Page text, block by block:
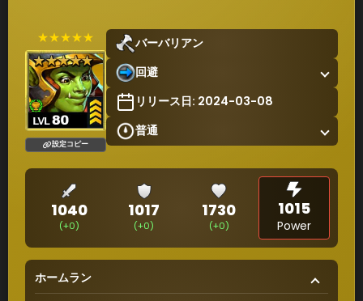
★★★★★
設定コピー
バーバリアン
回避
リリース日: 2024-03-08
普通
1040
(+0)
1017
(+0)
1730
(+0)
1015
Power
ホームラン